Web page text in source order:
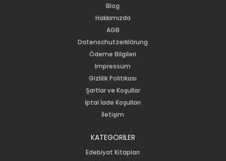
Blog
Hakkımızda
AGB
Datenschutzerklärung
Ödeme Bilgileri
Impressum
Gizlilik Politikası
Şartlar ve Koşullar
İptal İade Koşulları
İletişim
KATEGORİLER
Edebiyat Kitapları